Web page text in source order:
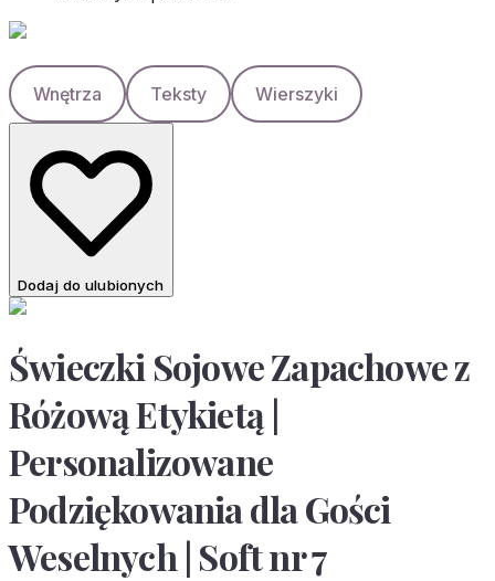
Wnętrza Teksty Wierszyki
Dodaj do ulubionych
Świeczki Sojowe Zapachowe z
Różową Etykietą |
Personalizowane
Podziękowania dla Gości
Weselnych | Soft nr 7